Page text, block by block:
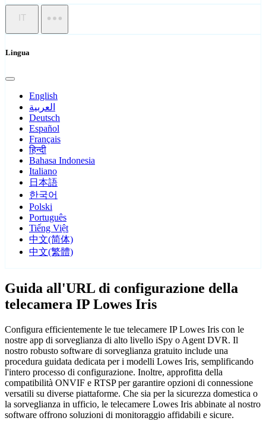
IT
Lingua
English
العربية
Deutsch
Español
Français
हिन्दी
Bahasa Indonesia
Italiano
日本語
한국어
Polski
Português
Tiếng Việt
中文(简体)
中文(繁體)
Guida all'URL di configurazione della
telecamera IP Lowes Iris
Configura efficientemente le tue telecamere IP Lowes Iris con le
nostre app di sorveglianza di alto livello iSpy o Agent DVR. Il
nostro robusto software di sorveglianza gratuito include una
procedura guidata dedicata per i modelli Lowes Iris, semplificando
l'intero processo di configurazione. Inoltre, approfitta della
compatibilità ONVIF e RTSP per garantire opzioni di connessione
versatili su diverse piattaforme. Che sia per la sicurezza domestica o
la sorveglianza in ufficio, le telecamere Lowes Iris abbinate al nostro
software offrono soluzioni di monitoraggio affidabili e sicure.